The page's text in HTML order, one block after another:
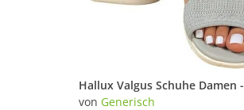
von Generisch